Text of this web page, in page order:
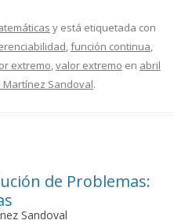
y está etiquetada con
,función continua,
extremo,valor extremo en abril
Martínez Sandoval.
de Problemas:
Sandoval